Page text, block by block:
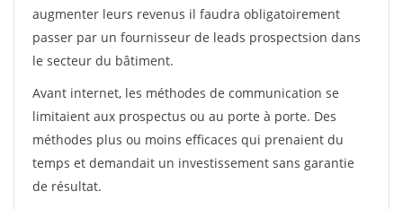
augmenter leurs revenus il faudra obligatoirement
passer par un fournisseur de leads prospectsion dans
le secteur du bâtiment.
Avant internet, les méthodes de communication se
limitaient aux prospectus ou au porte à porte. Des
méthodes plus ou moins efficaces qui prenaient du
temps et demandait un investissement sans garantie
de résultat.